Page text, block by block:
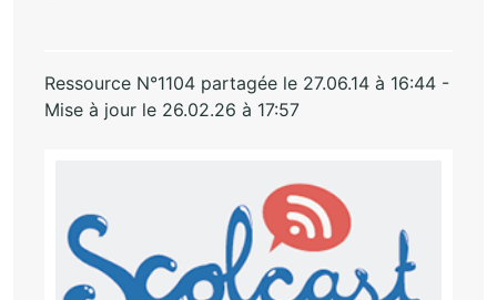
Ressource N°1104 partagée le 27.06.14 à 16:44 -
Mise à jour le 26.02.26 à 17:57